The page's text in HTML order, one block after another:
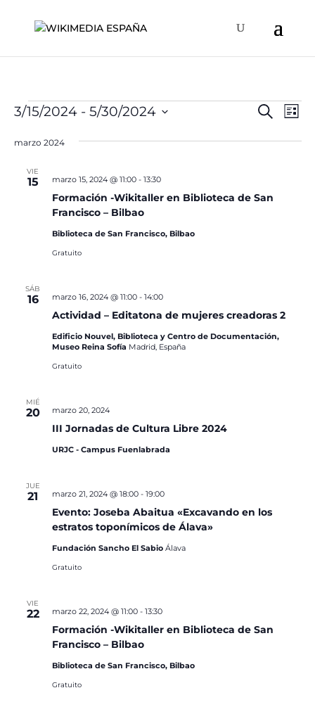
Eventos
de
Buscar
de
Lista
3/15/2024 - 5/30/2024
la
marzo 2024
VIE
15
Formación -Wikitaller en Biblioteca de San
Francisco – Bilbao
marzo 15, 2024 @ 11:00- 13:30
Biblioteca de San Francisco, Bilbao
Gratuito
SÁB
16
Actividad – Editatona de mujeres creadoras 2
marzo 16, 2024 @ 11:00- 14:00
Edificio Nouvel, Biblioteca y Centro de Documentación,
Museo Reina Sofía Madrid, España
Gratuito
MIÉ
20
III Jornadas de Cultura Libre 2024
marzo 20, 2024
URJC - Campus Fuenlabrada
JUE
21
Evento: Joseba Abaitua «Excavando en los
estratos toponímicos de Álava»
marzo 21, 2024 @ 18:00- 19:00
Fundación Sancho El Sabio Álava
Gratuito
VIE
22
Formación -Wikitaller en Biblioteca de San
Francisco – Bilbao
marzo 22, 2024 @ 11:00- 13:30
Biblioteca de San Francisco, Bilbao
Gratuito